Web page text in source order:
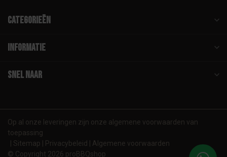
Categorieën
Informatie
Snel naar
Op al onze leveringen zijn onze algemene voorwaarden van
toepassing
Sitemap
Privacybeleid
Algemene voorwaarden
© Copyright 2026 proBBQshop